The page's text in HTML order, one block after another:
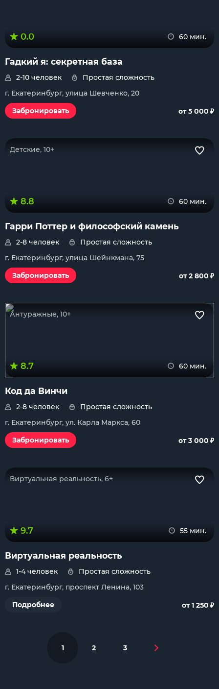
0.0 60 мин.
Гадкий я: секретная база
2-10 человек
Простая сложность
г. Екатеринбург, улица Шевченко, 20
Забронировать
от 5 000 ₽
Детские, 10+
8.8 60 мин.
Гарри Поттер и философский камень
2-8 человек
Простая сложность
г. Екатеринбург, улица Шейнкмана, 75
Забронировать
от 2 800 ₽
Антуражные, 10+
8.7 60 мин.
Код да Винчи
2-8 человек
Простая сложность
г. Екатеринбург, ул. Карла Маркса, 60
Забронировать
от 3 000 ₽
Виртуальная реальность, 6+
9.7 55 мин.
Виртуальная реальность
1-4 человек
Простая сложность
г. Екатеринбург, проспект Ленина, 103
Подробнее
от 1 250 ₽
1 2 3